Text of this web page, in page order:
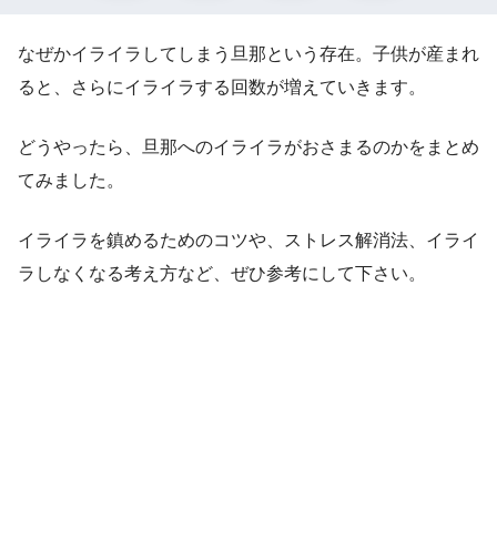
なぜかイライラしてしまう旦那という存在。子供が産まれ
ると、さらにイライラする回数が増えていきます。
どうやったら、旦那へのイライラがおさまるのかをまとめ
てみました。
イライラを鎮めるためのコツや、ストレス解消法、イライ
ラしなくなる考え方など、ぜひ参考にして下さい。